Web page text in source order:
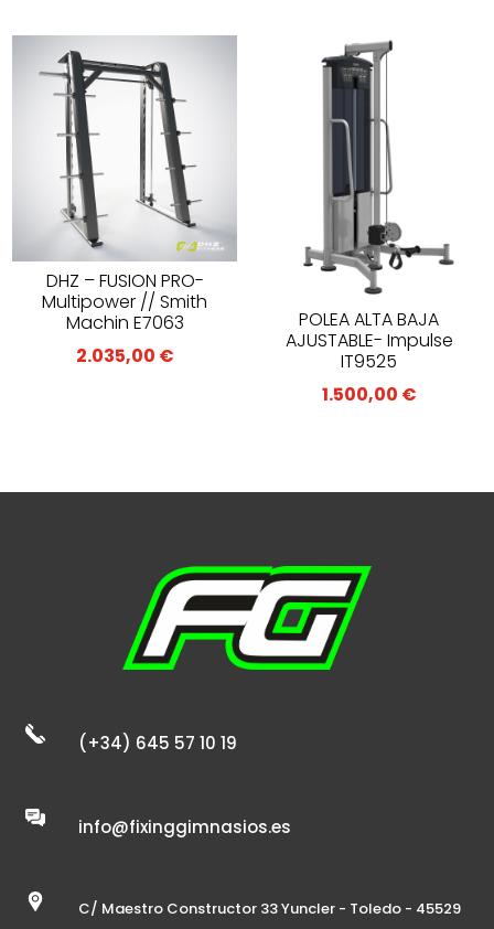
DHZ – FUSION PRO-
Multipower // Smith
Machin E7063
2.035,00 €
POLEA ALTA BAJA
AJUSTABLE- Impulse
IT9525
1.500,00 €
(+34) 645 57 10 19
info@fixinggimnasios.es
C/ Maestro Constructor 33 Yuncler - Toledo - 45529